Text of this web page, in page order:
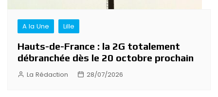
A la Une Lille
Hauts-de-France : la 2G totalement
débranchée dès le 20 octobre prochain
La Rédaction 28/07/2026